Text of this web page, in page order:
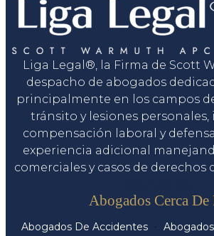
Liga Legal®, la Firma de Scott
despacho de abogados
principalmente en los campos
tránsito y lesiones personales,
compensación laboral y
experiencia adicional
comerciales y casos de derechos
Abogados Cerca
Abogados De Accidentes